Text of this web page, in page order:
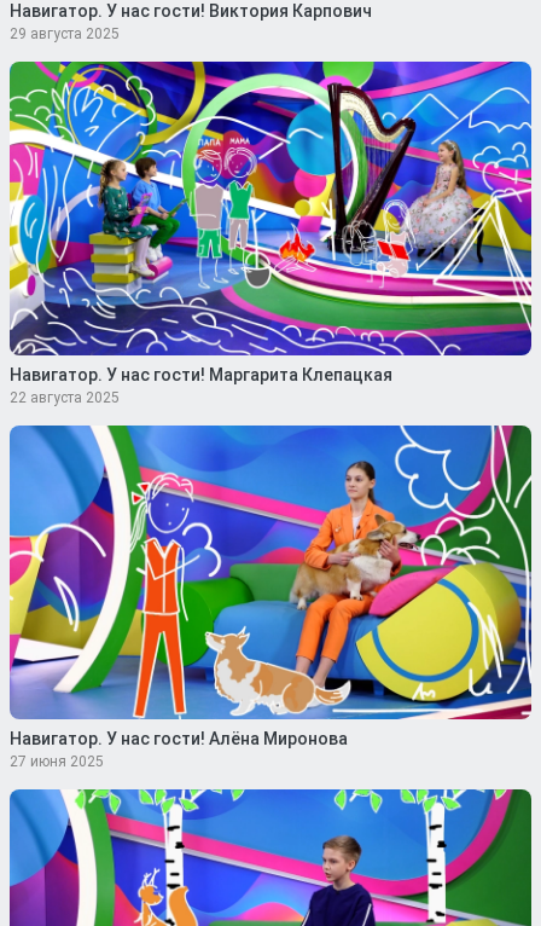
Навигатор. У нас гости! Виктория Карпович
29 августа 2025
Навигатор. У нас гости! Маргарита Клепацкая
22 августа 2025
Навигатор. У нас гости! Алёна Миронова
27 июня 2025